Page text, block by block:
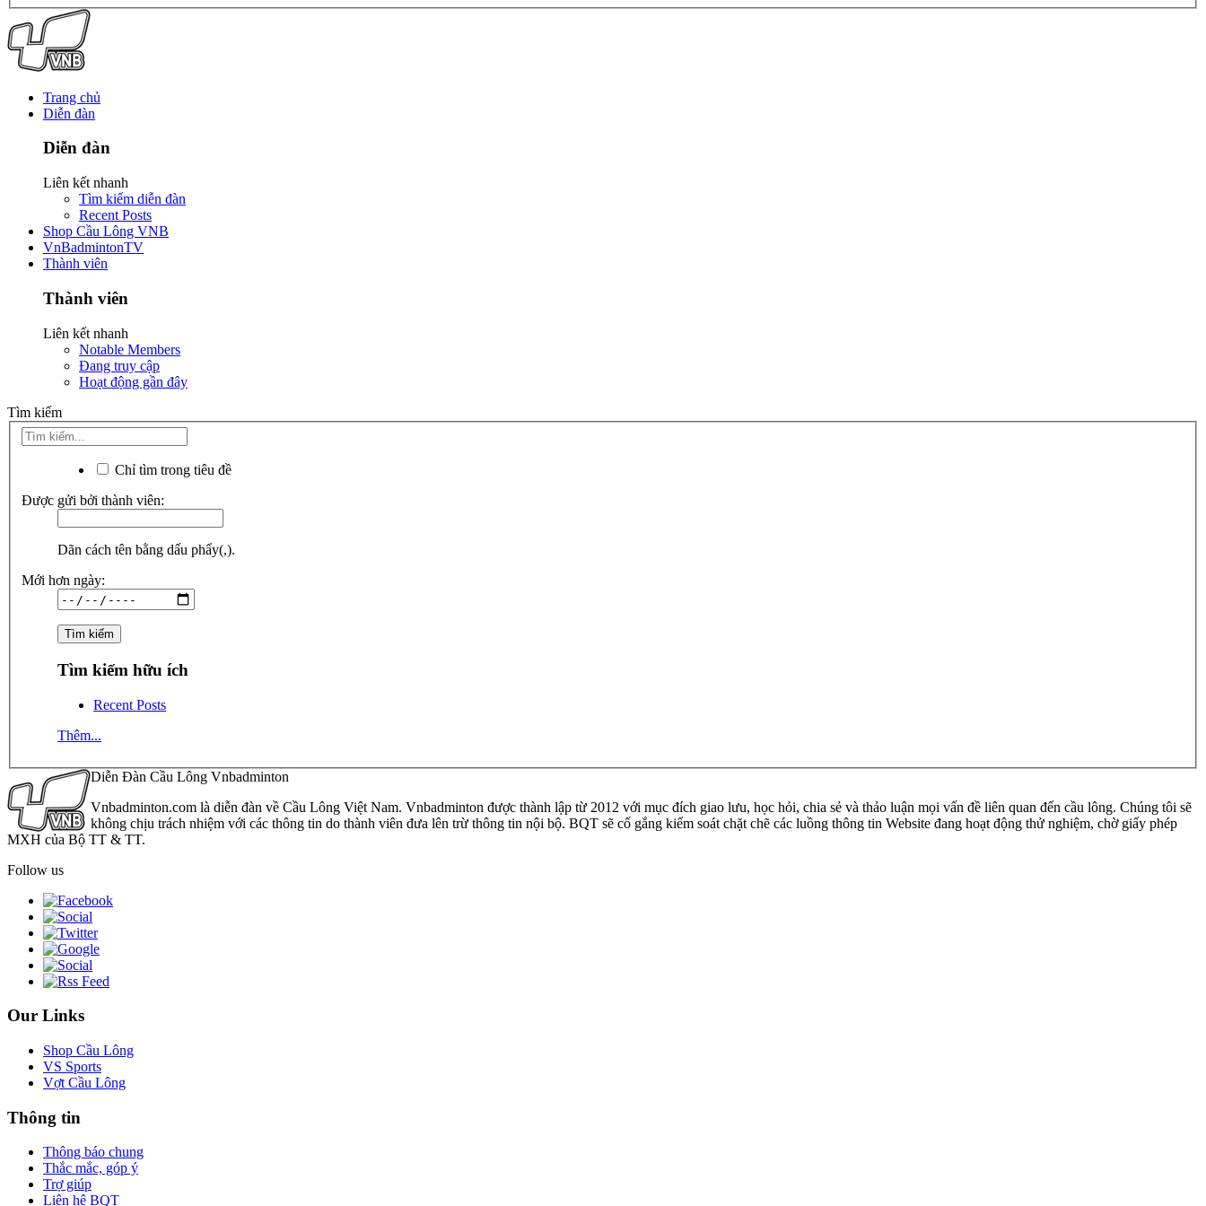
Trang chủ
Diễn đàn
Diễn đàn
Liên kết nhanh
Tìm kiếm diễn đàn
Recent Posts
Shop Cầu Lông VNB
VnBadmintonTV
Thành viên
Thành viên
Liên kết nhanh
Notable Members
Đang truy cập
Hoạt động gần đây
Tìm kiếm
Chỉ tìm trong tiêu đề
Được gửi bởi thành viên:
Dãn cách tên bằng dấu phẩy(,).
Mới hơn ngày:
Tìm kiếm hữu ích
Recent Posts
Thêm...
Diễn Đàn Cầu Lông Vnbadminton
Vnbadminton.com là diễn đàn về Cầu Lông Việt Nam. Vnbadminton được thành lập từ 2012 với mục đích giao lưu, học hỏi, chia sẻ và thảo luận mọi vấn đề liên quan đến cầu lông. Chúng tôi sẽ
không chịu trách nhiệm với các thông tin do thành viên đưa lên trừ thông tin nội bộ. BQT sẽ cố gắng kiểm soát chặt chẽ các luồng thông tin Website đang hoạt động thử nghiệm, chờ giấy phép
MXH của Bộ TT & TT.
Follow us
Our Links
Shop Cầu Lông
VS Sports
Vợt Cầu Lông
Thông tin
Thông báo chung
Thắc mắc, góp ý
Trợ giúp
Liên hệ BQT